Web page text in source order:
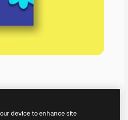
device to enhance site